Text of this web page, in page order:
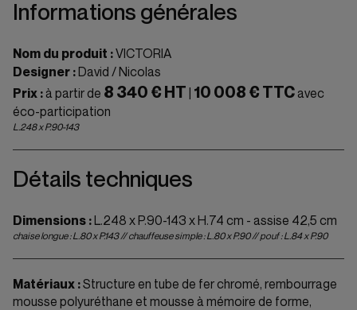
Informations générales
Nom du produit :VICTORIA
Designer :David / Nicolas
Prix : à partir de 8 340 € HT 10 008 € TTC avec
éco-participation
L.248 x P.90-143
Détails techniques
Dimensions :L.248 x P.90-143 x H.74 cm - assise 42,5 cm
chaise longue : L.80 x P.143 // chauffeuse simple : L.80 x P.90 // pouf : L.84 x P.90
Matériaux :Structure en tube de fer chromé, rembourrage
mousse polyuréthane et mousse à mémoire de forme,